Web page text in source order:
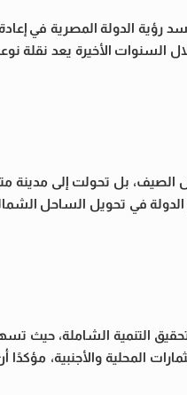
رؤية الدولة المصرية في
الأخيرة يعد نقلة
الصيف، بل تحولت إلى مدينة
في تحويل الساحل
التنمية الشاملة، حيث
المحلية والأجنبية، مؤكدًا